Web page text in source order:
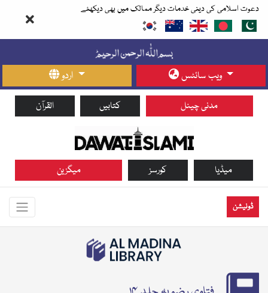
دعوت اسلامی کی دینی خدمات دیگر ممالک میں بھی دیکھئے
اردو ویب سائٹس
القرآن کتابیں مدنی چینل
میگزین کورسز میڈیا
ڈونیشن